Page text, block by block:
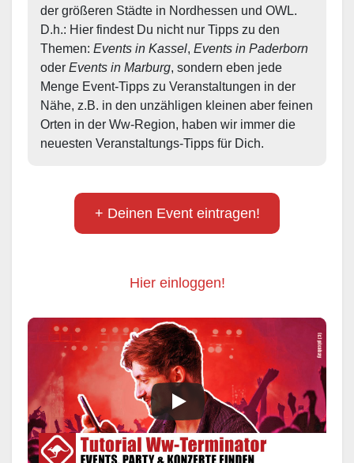
der größeren Städte in Nordhessen und OWL.
D.h.: Hier findest Du nicht nur Tipps zu den
Themen: Events in Kassel, Events in Paderborn
oder Events in Marburg, sondern eben jede
Menge Event-Tipps zu Veranstaltungen in der
Nähe, z.B. in den unzähligen kleinen aber feinen
Orten in der Ww-Region, haben wir immer die
neuesten Veranstaltungs-Tipps für Dich.
+ Deinen Event eintragen!
Hier einloggen!